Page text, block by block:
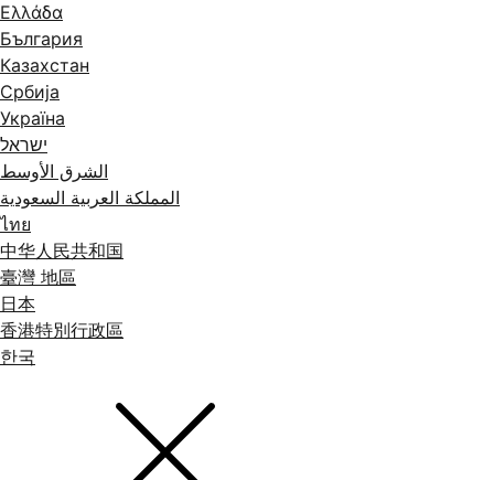
Ελλάδα
България
Казахстан
Србија
Україна
ישראל
الشرق الأوسط
المملكة العربية السعودية
ไทย
中华人民共和国
臺灣 地區
日本
香港特別行政區
한국